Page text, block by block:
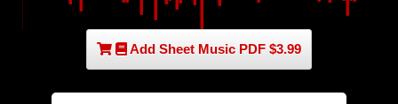
Add Sheet Music PDF $3.99